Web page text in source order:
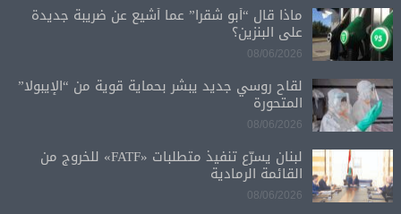
ماذا قال “أبو شقرا” عما أشيع عن ضريبة جديدة
على البنزين؟
08/06/2026
لقاح روسي جديد يبشر بحماية قوية من “الإيبولا”
المتحورة
08/06/2026
لبنان يسرّع تنفيذ متطلبات «FATF» للخروج من
القائمة الرمادية
08/06/2026